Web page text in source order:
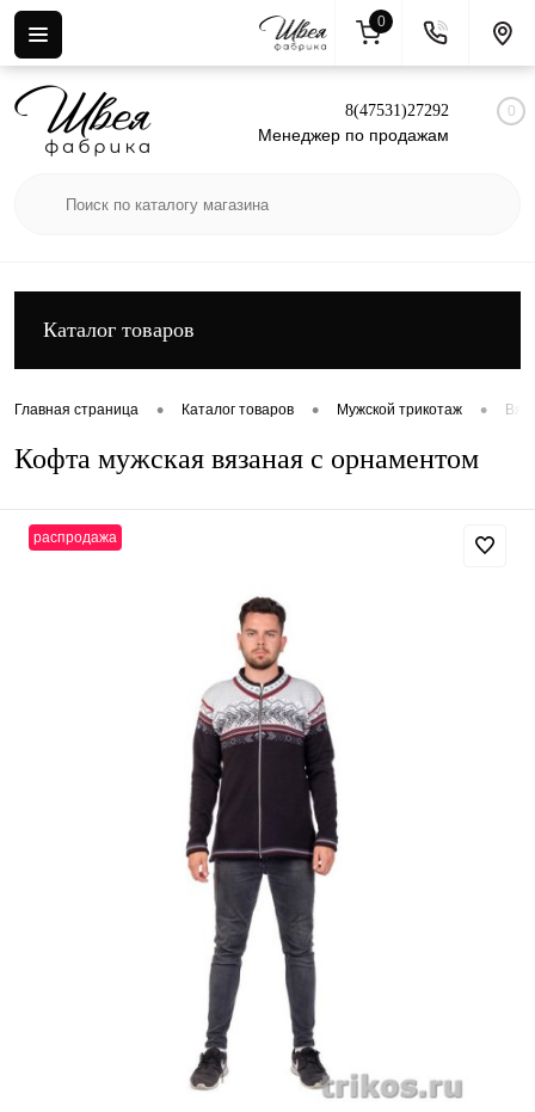
Вход Регистрация
8(47531)27292
Менеджер по продажам
0
Каталог товаров
Главная страница • Каталог товаров • Мужской трикотаж •
Кофта мужская вязаная с орнаментом
распродажа
0